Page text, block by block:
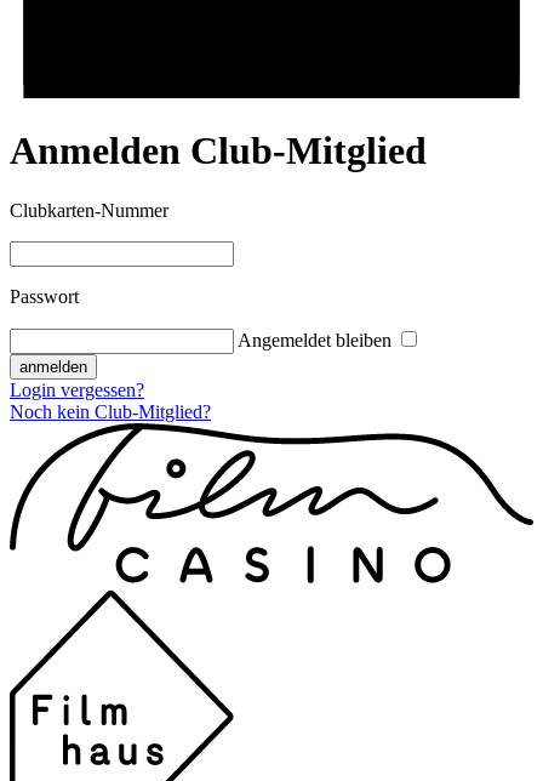
Anmelden Club-Mitglied
Clubkarten-Nummer
Passwort
Angemeldet bleiben
Login vergessen?
Noch kein Club-Mitglied?